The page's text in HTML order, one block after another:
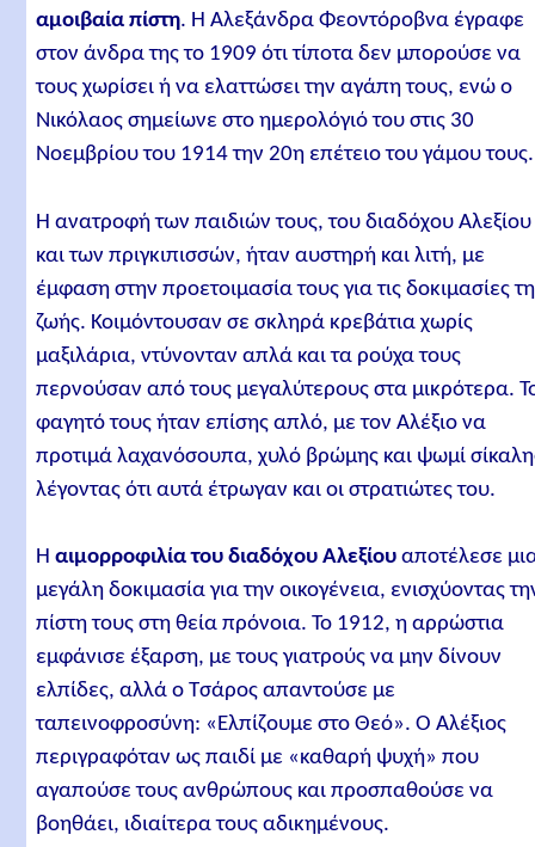
αμοιβαία πίστη. Η Αλεξάνδρα Φεοντόροβνα έγραφε
στον άνδρα της το 1909 ότι τίποτα δεν μπορούσε να
τους χωρίσει ή να ελαττώσει την αγάπη τους, ενώ ο
Νικόλαος σημείωνε στο ημερολόγιό του στις 30
Νοεμβρίου του 1914 την 20η επέτειο του γάμου τους.
Η ανατροφή των παιδιών τους, του διαδόχου Αλεξίου
και των πριγκιπισσών, ήταν αυστηρή και λιτή, με
έμφαση στην προετοιμασία τους για τις δοκιμασίες
ζωής. Κοιμόντουσαν σε σκληρά κρεβάτια χωρίς
μαξιλάρια, ντύνονταν απλά και τα ρούχα τους
περνούσαν από τους μεγαλύτερους στα μικρότερα.
φαγητό τους ήταν επίσης απλό, με τον Αλέξιο να
προτιμά λαχανόσουπα, χυλό βρώμης και ψωμί
λέγοντας ότι αυτά έτρωγαν και οι στρατιώτες του.
Ηαιμορροφιλία του διαδόχου Αλεξίου αποτέλεσε
μεγάλη δοκιμασία για την οικογένεια, ενισχύοντας
πίστη τους στη θεία πρόνοια. Το 1912, η αρρώστια
εμφάνισε έξαρση, με τους γιατρούς να μην δίνουν
ελπίδες, αλλά ο Τσάρος απαντούσε με
ταπεινοφροσύνη: «Ελπίζουμε στο Θεό». Ο Αλέξιος
περιγραφόταν ως παιδί με «καθαρή ψυχή» που
αγαπούσε τους ανθρώπους και προσπαθούσε να
βοηθάει, ιδιαίτερα τους αδικημένους.